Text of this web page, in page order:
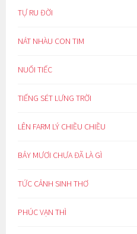
TỰ RU ĐỜI
NÁT NHÀU CON TIM
NUỐI TIẾC
TIẾNG SÉT LƯNG TRỜI
LÊN FARM LÝ CHIỀU CHIỀU
BẢY MƯƠI CHƯA ĐÃ LÀ GÌ
TỨC CẢNH SINH THƠ
PHÚC VẠN THÌ